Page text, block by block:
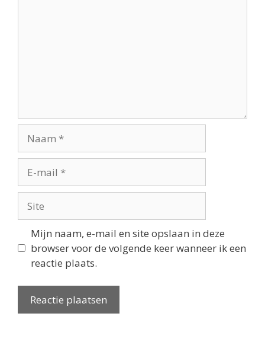
Mijn naam, e-mail en site opslaan in deze
browser voor de volgende keer wanneer ik een
reactie plaats.